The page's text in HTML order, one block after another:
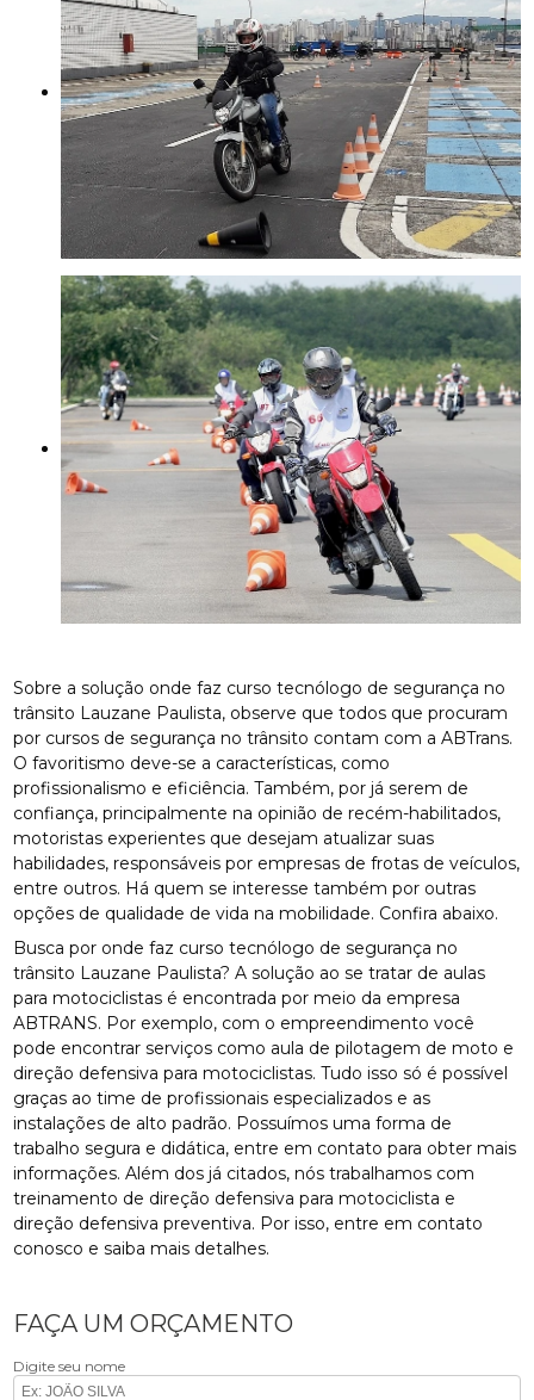
Sobre a solução onde faz curso tecnólogo de segurança no
trânsito Lauzane Paulista, observe que todos que procuram
por cursos de segurança no trânsito contam com a ABTrans.
O favoritismo deve-se a características, como
profissionalismo e eficiência. Também, por já serem de
confiança, principalmente na opinião de recém-habilitados,
motoristas experientes que desejam atualizar suas
habilidades, responsáveis por empresas de frotas de veículos,
entre outros. Há quem se interesse também por outras
opções de qualidade de vida na mobilidade. Confira abaixo.
Busca por onde faz curso tecnólogo de segurança no
trânsito Lauzane Paulista? A solução ao se tratar de aulas
para motociclistas é encontrada por meio da empresa
ABTRANS. Por exemplo, com o empreendimento você
pode encontrar serviços como aula de pilotagem de moto e
direção defensiva para motociclistas. Tudo isso só é possível
graças ao time de profissionais especializados e as
instalações de alto padrão. Possuímos uma forma de
trabalho segura e didática, entre em contato para obter mais
informações. Além dos já citados, nós trabalhamos com
treinamento de direção defensiva para motociclista e
direção defensiva preventiva. Por isso, entre em contato
conosco e saiba mais detalhes.
FAÇA UM ORÇAMENTO
Digite seu nome